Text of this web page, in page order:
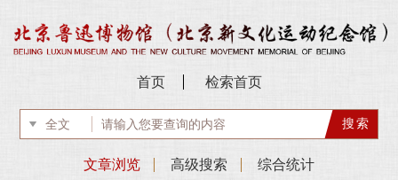
首页 检索首页
文章浏览 高级搜索 综合统计